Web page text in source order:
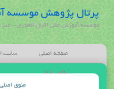
پرتال پژوهش موسسه
مؤسسه آموزش عالی اقبال لاهوری - غیر
صفحه اصلی سایت
تماس با ما
منوی اصلی